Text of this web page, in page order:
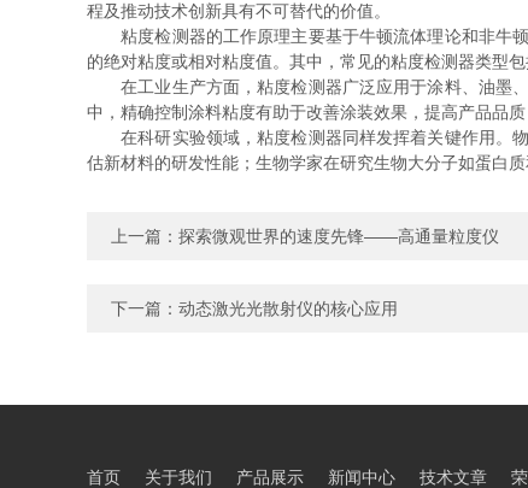
程及推动技术创新具有不可替代的价值。
粘度检测器的工作原理主要基于牛顿流体理论和非牛顿
的绝对粘度或相对粘度值。其中，常见的粘度检测器类型
在工业生产方面，粘度检测器广泛应用于涂料、油墨、
中，精确控制涂料粘度有助于改善涂装效果，提高产品品
在科研实验领域，粘度检测器同样发挥着关键作用。物
估新材料的研发性能；生物学家在研究生物大分子如蛋白
上一篇： 探索微观世界的速度先锋——高通量粒度仪
下一篇： 动态激光光散射仪的核心应用
首页 关于我们 产品展示 新闻中心 技术文章